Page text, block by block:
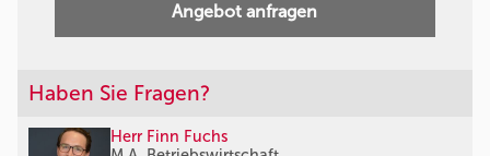
Angebot anfragen
Haben Sie Fragen?
Herr Finn Fuchs